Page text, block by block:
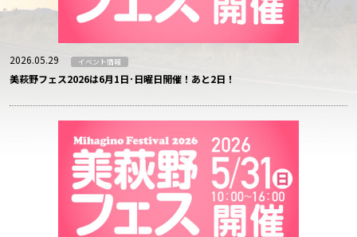
2026.05.29 イベント情報
美萩野フェス2026は6月1日･日曜日開催！あと2日！